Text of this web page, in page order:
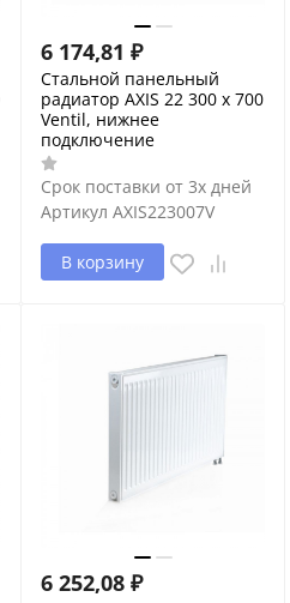
6 174,81 ₽
Стальной панельный
радиатор AXIS 22 300 x 700
Ventil, нижнее
подключение
Срок поставки от 3х дней
Артикул AXIS223007V
В корзину
6 252,08 ₽